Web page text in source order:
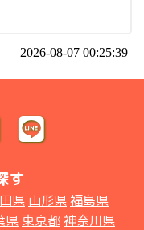
2026-08-07 00:25:39
す
県 山形県福島県
県 東京都神奈川県